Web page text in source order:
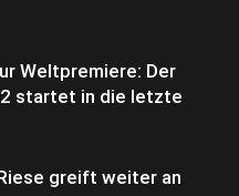
Weltpremiere: Der
startet in die letzte
greift weiter an